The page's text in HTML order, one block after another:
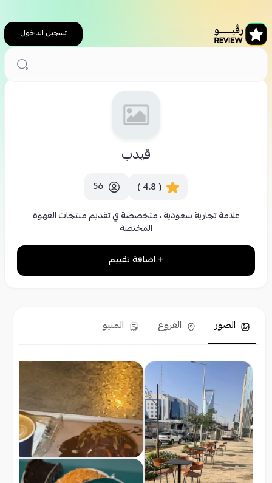
تسجيل الدخول
قيدب
( 4.8 )
56
علامة تجارية سعودية ، متخصصة في تقديم منتجات القهوة
المختصة
+ اضافة تقييم
الصور الفروع المنيو